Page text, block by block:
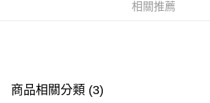
相關推薦
商品相關分類 (3)